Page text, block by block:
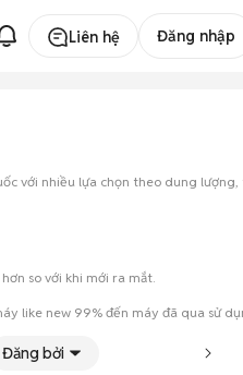
Liên hệ Đăng nhập
với nhiều lựa chọn theo dung
so với khi mới ra mắt.
like new 99% đến máy đã qua sử
Đăng bởi